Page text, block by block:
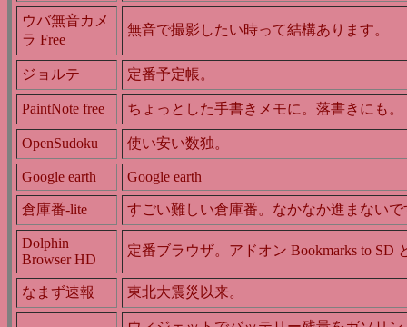
ウバ無音カメ
ラ Free
無音で撮影したい時って結構あります。
ジョルテ 定番予定帳。
PaintNote free ちょっとした手書きメモに。落書きにも。
OpenSudoku 使い安い数独。
Google earth Google earth
倉庫番-lite すごい難しい倉庫番。なかなか進まないで
Dolphin
Browser HD
定番ブラウザ。アドオン Bookmarks to SD
なまず速報 東北大震災以来。